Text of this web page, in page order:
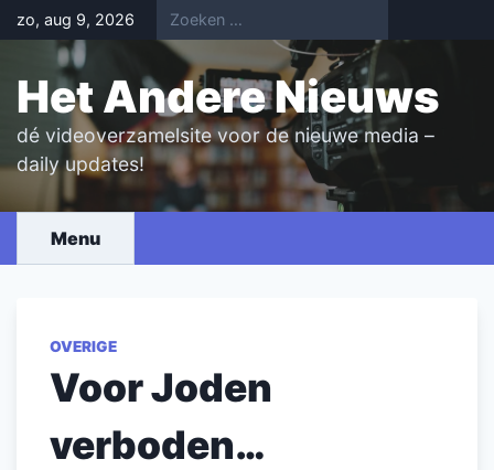
Skip
to
content
zo, aug 9, 2026
Het Andere Nieuws
dé videoverzamelsite voor de nieuwe media –
daily updates!
Menu
OVERIGE
Voor Joden
verboden…